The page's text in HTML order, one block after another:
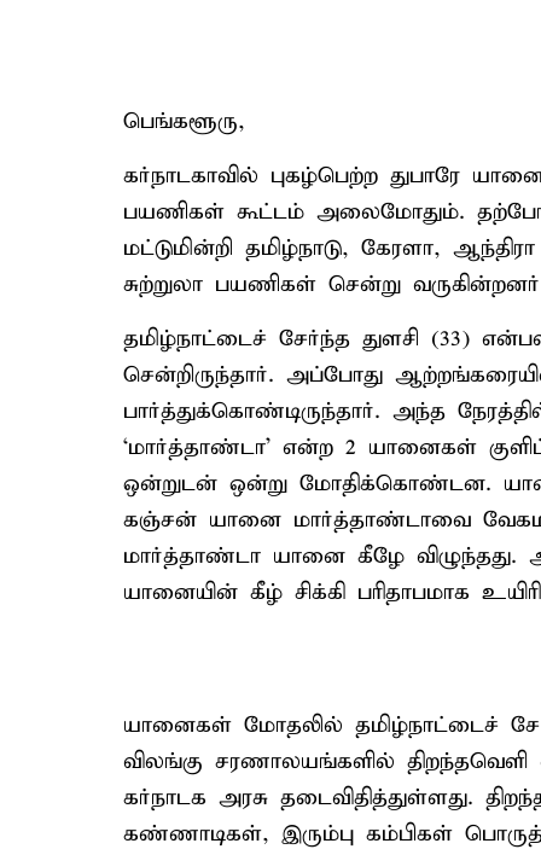
பெங்களூரு,
கர்நாடகாவில் புகழ்பெற்ற துபாரே
பயணிகள் கூட்டம் அலைமோதும்.
மட்டுமின்றி தமிழ்நாடு, கேரளா,
சுற்றுலா பயணிகள் சென்று
தமிழ்நாட்டைச் சேர்ந்த துளசி (33)
சென்றிருந்தார். அப்போது
பார்த்துக்கொண்டிருந்தார். அந்த
‘மார்த்தாண்டா’ என்ற 2 யானைகள்
ஒன்றுடன் ஒன்று மோதிக்கொண்டன.
கஞ்சன் யானை மார்த்தாண்டாவை
மார்த்தாண்டா யானை கீழே விழுந்தது.
யானையின் கீழ் சிக்கி பரிதாபமாக
யானைகள் மோதலில் தமிழ்நாட்டைச்
விலங்கு சரணாலயங்களில்
கர்நாடக அரசு தடைவிதித்துள்ளது.
கண்ணாடிகள், இரும்பு கம்பிகள்